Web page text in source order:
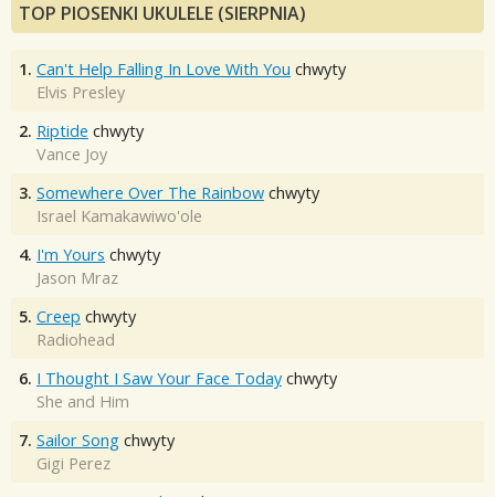
TOP PIOSENKI UKULELE (SIERPNIA)
1. Can't Help Falling In Love With You chwyty
Elvis Presley
2. Riptide chwyty
Vance Joy
3. Somewhere Over The Rainbow chwyty
Israel Kamakawiwo'ole
4. I'm Yours chwyty
Jason Mraz
5. Creep chwyty
Radiohead
6. I Thought I Saw Your Face Today chwyty
She and Him
7. Sailor Song chwyty
Gigi Perez